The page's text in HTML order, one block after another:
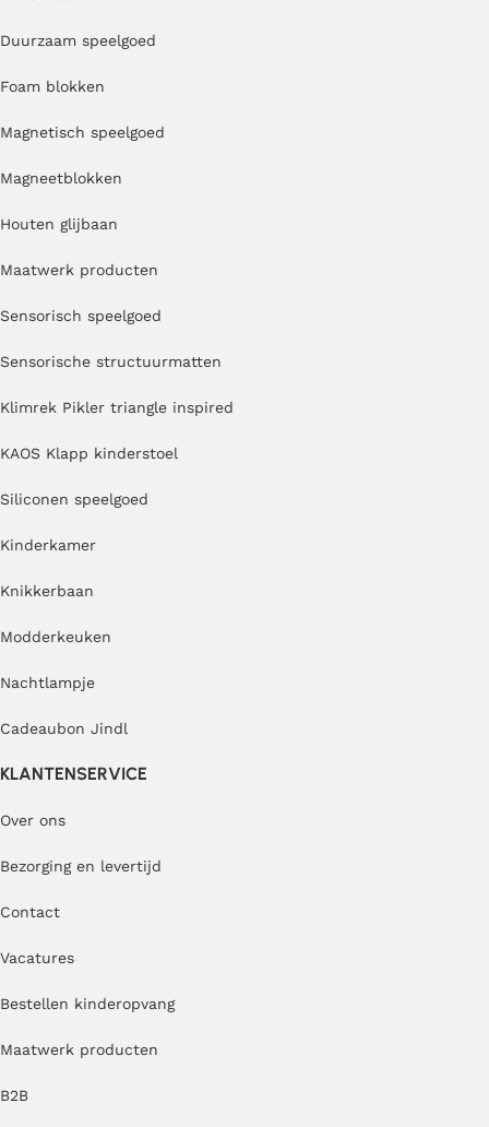
Duurzaam speelgoed
Foam blokken
Magnetisch speelgoed
Magneetblokken
Houten glijbaan
Maatwerk producten
Sensorisch speelgoed
Sensorische structuurmatten
Klimrek Pikler triangle inspired
KAOS Klapp kinderstoel
Siliconen speelgoed
Kinderkamer
Knikkerbaan
Modderkeuken
Nachtlampje
Cadeaubon Jindl
KLANTENSERVICE
Over ons
Bezorging en levertijd
Contact
Vacatures
Bestellen kinderopvang
Maatwerk producten
B2B